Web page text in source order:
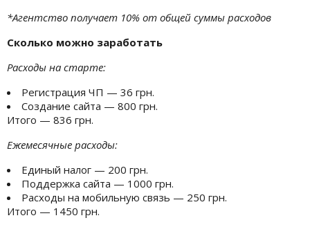
*Агентство получает 10% от общей суммы расходов
Сколько можно заработать
Расходы на старте:
Регистрация ЧП — 36 грн.
Создание сайта — 800 грн.
Итого — 836 грн.
Ежемесячные расходы:
Единый налог — 200 грн.
Поддержка сайта — 1000 грн.
Расходы на мобильную связь — 250 грн.
Итого — 1450 грн.